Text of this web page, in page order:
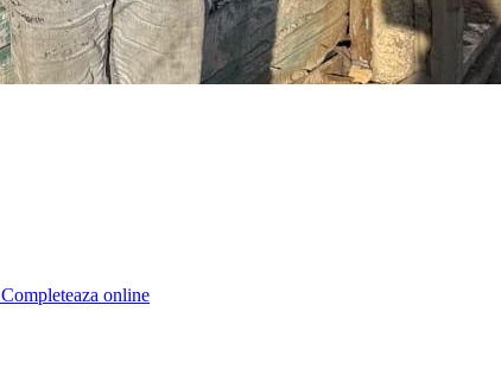
Completeaza online